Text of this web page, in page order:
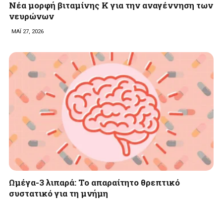
Νέα μορφή βιταμίνης K για την αναγέννηση των
νευρώνων
ΜΑΪ 27, 2026
Ωμέγα-3 λιπαρά: Το απαραίτητο θρεπτικό
συστατικό για τη μνήμη